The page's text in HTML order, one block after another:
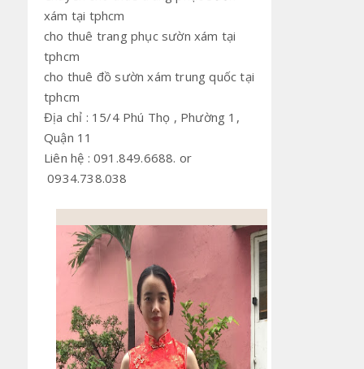
xám tại tphcm
cho thuê trang phục sườn xám tại
tphcm
cho thuê đồ sườn xám trung quốc tại
tphcm
Địa chỉ : 15/4 Phú Thọ , Phường 1,
Quận 11
Liên hệ : 091.849.6688. or
0934.738.038